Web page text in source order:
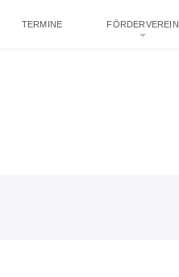
TERMINE FÖRDERVEREIN